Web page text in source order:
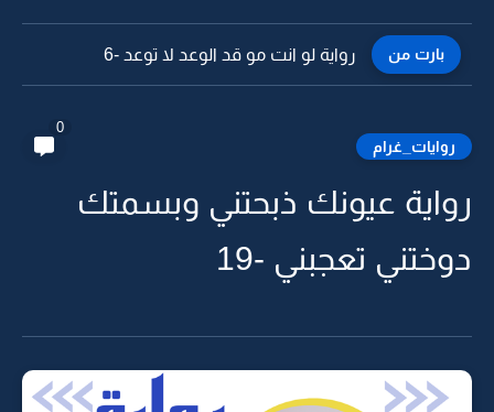
بارت من رواية لو انت مو قد الوعد لا توعد -5
روايات_غرام
0
رواية عيونك ذبحتني وبسمتك
دوختني تعجبني -19